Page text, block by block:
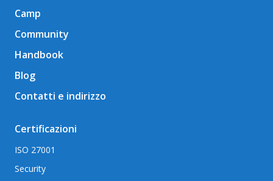
Camp
Community
Handbook
Blog
Contatti e indirizzo
Certificazioni
ISO 27001
Security